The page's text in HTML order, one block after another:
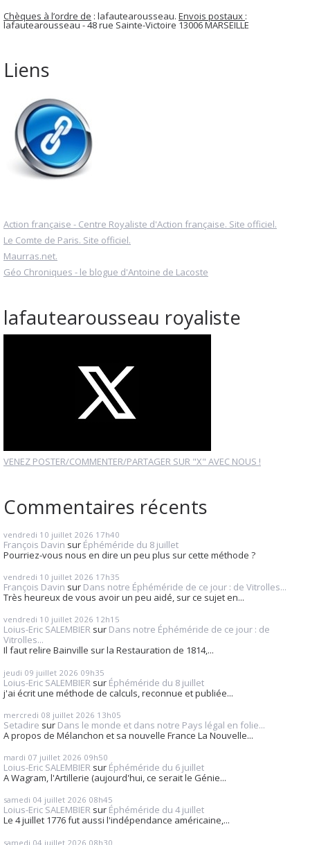
Chèques à l’ordre de : lafautearousseau. Envois postaux :
lafautearousseau - 48 rue Sainte-Victoire 13006 MARSEILLE
Liens
Action française - Centre Royaliste d'Action française. Site officiel.
Le Comte de Paris. Site officiel.
Maurras.net.
Géo Chroniques - le blogue d'Antoine de Lacoste
lafautearousseau royaliste
VENEZ POSTER/COMMENTER/PARTAGER SUR "X" AVEC NOUS !
Commentaires récents
vendredi 10 juillet 2026 17h40
François Davin sur Éphéméride du 8 juillet
Pourriez-vous nous en dire un peu plus sur cette méthode ?
vendredi 10 juillet 2026 17h35
François Davin sur Dans notre Éphéméride de ce jour : de Vitrolles...
Très heureux de vous avoir un peu aidé, sur ce sujet en...
vendredi 10 juillet 2026 12h15
Loius-Eric SALEMBIER sur Dans notre Éphéméride de ce jour : de
Vitrolles...
Il faut relire Bainville sur la Restauration de 1814,...
jeudi 09 juillet 2026 09h35
Loius-Eric SALEMBIER sur Éphéméride du 8 juillet
j'ai écrit une méthode de calculs, reconnue et publiée...
mercredi 08 juillet 2026 13h05
Setadire sur Dans le monde et dans notre Pays légal en folie...
A propos de Mélanchon et sa nouvelle France La Nouvelle...
mardi 07 juillet 2026 09h50
Loius-Eric SALEMBIER sur Éphéméride du 6 juillet
A Wagram, l'Artillerie (aujourd'hui, ce serait le Génie...
samedi 04 juillet 2026 08h45
Loius-Eric SALEMBIER sur Éphéméride du 4 juillet
Le 4 juillet 1776 fut aussi l'indépendance américaine,...
samedi 04 juillet 2026 08h30